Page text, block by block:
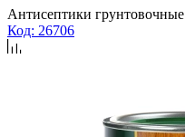
Антисептики грунтовочные
Код: 26706